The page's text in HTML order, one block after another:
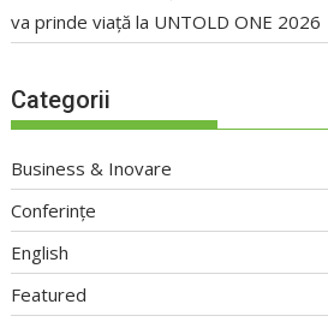
va prinde viață la UNTOLD ONE 2026
Categorii
Business & Inovare
Conferințe
English
Featured